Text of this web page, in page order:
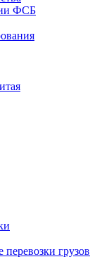
ФСБ
грузов